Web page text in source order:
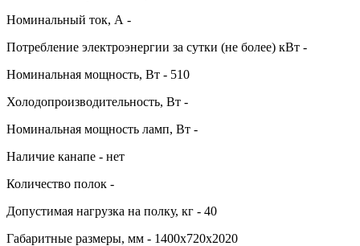
Номинальный ток, А -
Потребление электроэнергии за сутки (не более) кВт -
Номинальная мощность, Вт - 510
Холодопроизводительность, Вт -
Номинальная мощность ламп, Вт -
Наличие канапе - нет
Количество полок -
Допустимая нагрузка на полку, кг - 40
Габаритные размеры, мм - 1400х720х2020